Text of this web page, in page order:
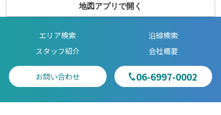
地図アプリで開く
エリア検索
沿線検索
スタッフ紹介
会社概要
お問い合わせ 06-6997-0002